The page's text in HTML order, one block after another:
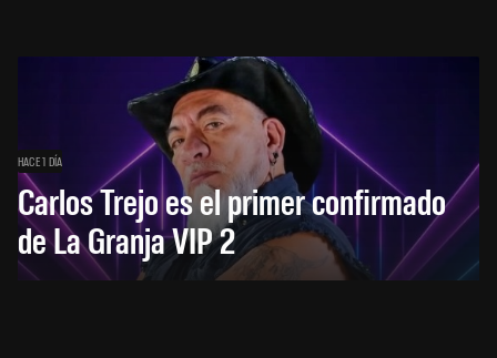
HACE 1 DÍA
Carlos Trejo es el primer confirmado
de La Granja VIP 2